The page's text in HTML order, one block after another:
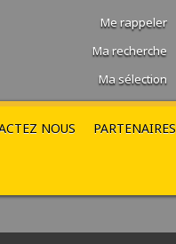
NOUS PARTENAIRES
Me rappeler
Ma recherche
Ma sélection